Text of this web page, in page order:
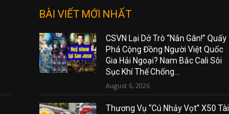
BÀI VIẾT MỚI NHẤT
CSVN Lại Dở Trò “Nắn Gân!” Quấy
Phá Cộng Đồng Người Việt Quốc
Gia Hải Ngoại? Nam Bắc Cali Sôi
Sục Khí Thế Chống...
August 6, 2026
Thương Vụ “Cú Nhảy Vọt” X50 Tài